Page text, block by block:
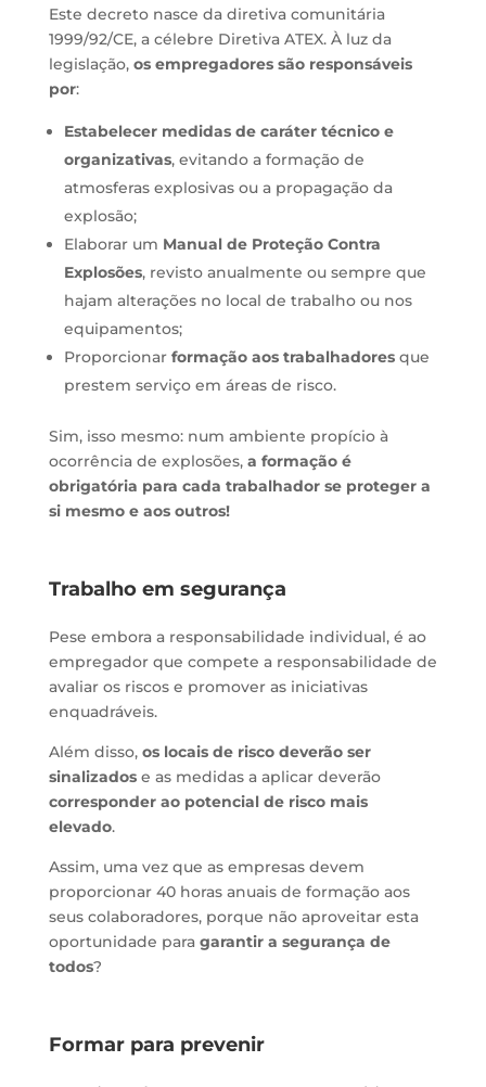
Este decreto nasce da diretiva comunitária
1999/92/CE, a célebre Diretiva ATEX. À luz da
legislação, os empregadores são responsáveis
por:
Estabelecer medidas de caráter técnico e
organizativas, evitando a formação de
atmosferas explosivas ou a propagação da
explosão;
Elaborar um Manual de Proteção Contra
Explosões, revisto anualmente ou sempre que
hajam alterações no local de trabalho ou nos
equipamentos;
Proporcionar formação aos trabalhadoresque
prestem serviço em áreas de risco.
Sim, isso mesmo: num ambiente propício à
ocorrência de explosões, a formação é
obrigatória para cada trabalhador se proteger a
si mesmo e aos outros!
Trabalho em segurança
Pese embora a responsabilidade individual, é ao
empregador que compete a responsabilidade de
avaliar os riscos e promover as iniciativas
enquadráveis.
Além disso, os locais de risco deverão ser
sinalizadose as medidas a aplicar deverão
corresponder ao potencial de risco mais
elevado.
Assim, uma vez que as empresas devem
proporcionar 40 horas anuais de formação aos
seus colaboradores, porque não aproveitar esta
oportunidade para garantir a segurança de
todos?
Formar para prevenir